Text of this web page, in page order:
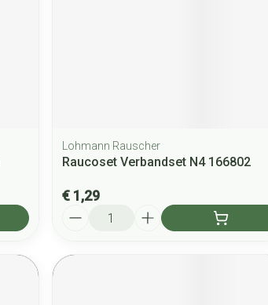
Lohmann Rauscher
Raucoset Verbandset N4 166802
€ 1,29